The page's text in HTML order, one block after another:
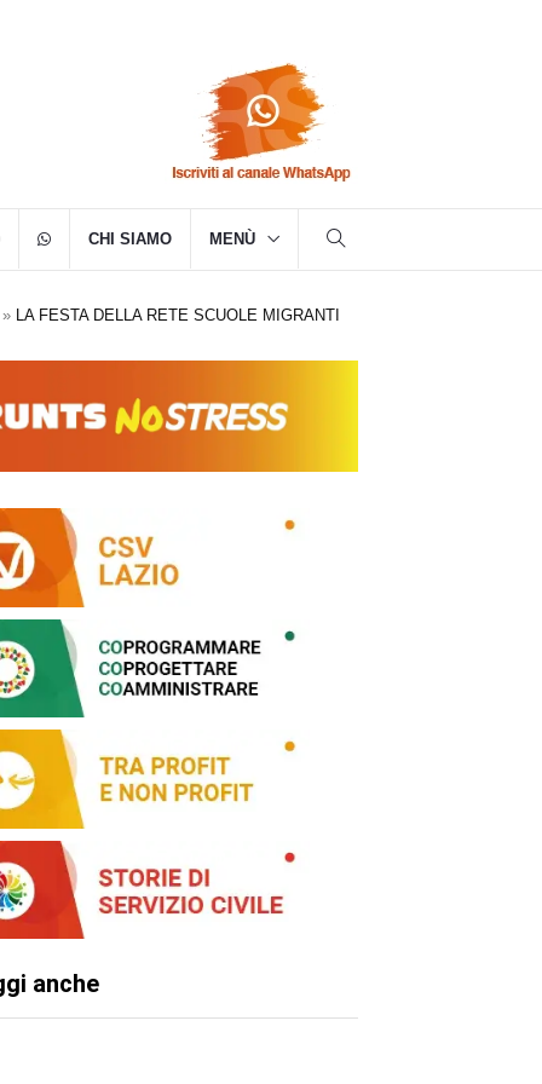
CHI SIAMO MENÙ
LA FESTA DELLA RETE SCUOLE MIGRANTI
anche